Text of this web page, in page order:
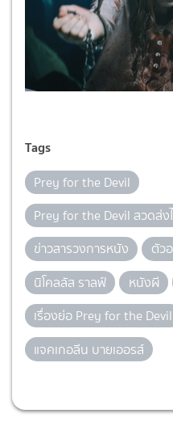
Tags
Prey for the Devil
Prey for the Devil สวดส่ง
ข่าวสารวงการหนัง
ตัว
นิโคลลัส ราลฟ์
หนังผี
เรื่องย่อ Prey for the Devil
แจคเกอลีน บายเออรส์